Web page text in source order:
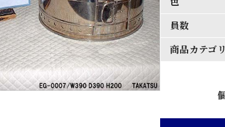
員数
商品カテゴ